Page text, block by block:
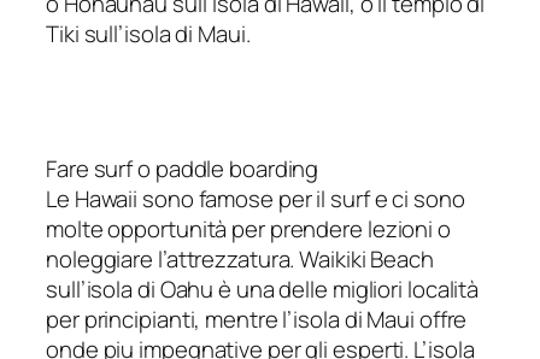
Tiki sull’isola di Maui.
Fare surf o paddle boarding
Le Hawaii sono famose per il surf e ci sono
molte opportunità per prendere lezioni o
noleggiare l’attrezzatura. Waikiki Beach
sull’isola di Oahu è una delle migliori località
per principianti, mentre l’isola di Maui offre
onde piu impegnative per gli esperti. L’isola